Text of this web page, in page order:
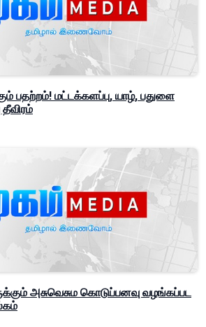
பதற்றம்! மட்டக்களப்பு, யாழ், பதுளை
தீவிரம்
அசுவெசும கொடுப்பனவு வழங்கப்பட